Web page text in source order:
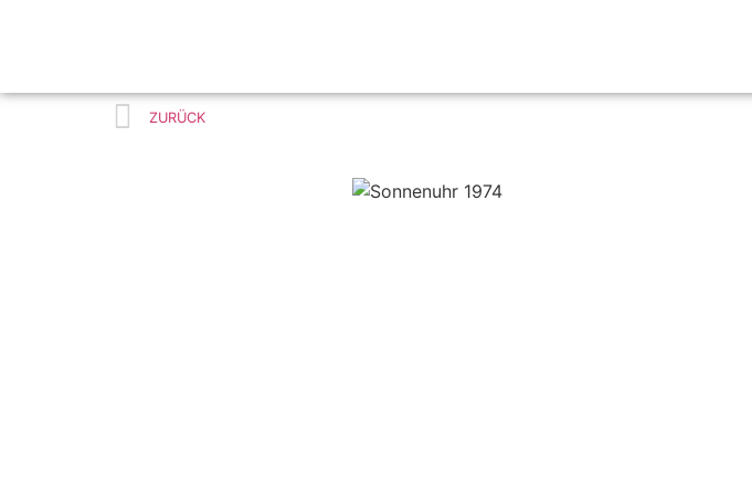
ZURÜCK